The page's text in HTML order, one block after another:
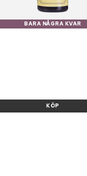
BARA NÅGRA KVAR
KÖP